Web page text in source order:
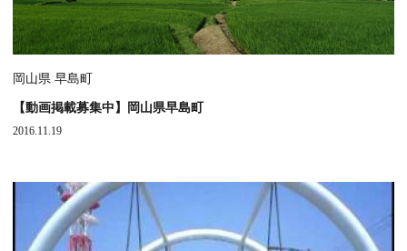
岡山県 早島町
【動画掲載募集中】岡山県早島町
2016.11.19